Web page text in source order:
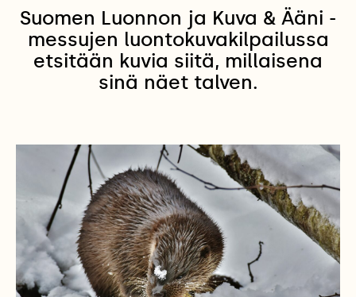
Suomen Luonnon ja Kuva & Ääni -
messujen luontokuvakilpailussa
etsitään kuvia siitä, millaisena
sinä näet talven.